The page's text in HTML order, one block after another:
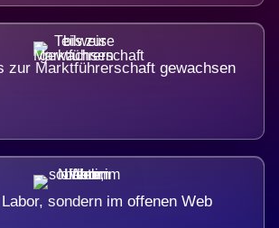
zur Marktführerschaft gewachsen
sondern im offenen Web